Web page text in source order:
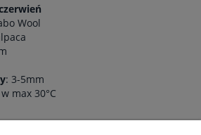
Wool
: 3-5mm
max 30°C